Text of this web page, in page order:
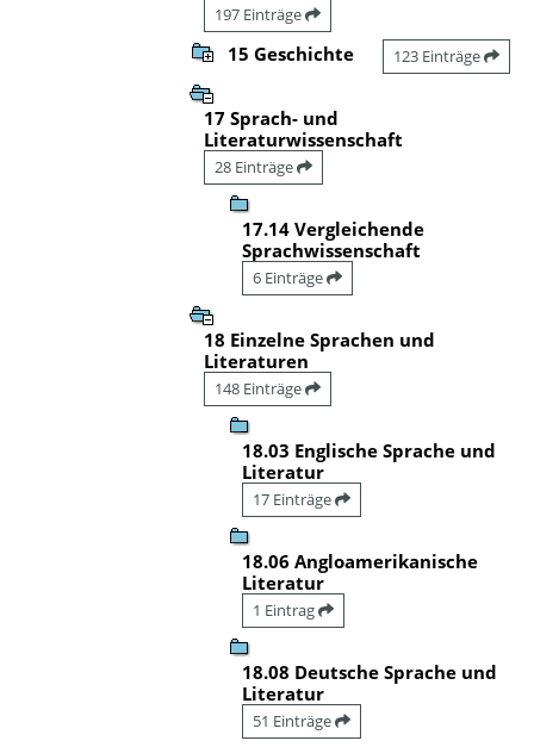
197 Einträge
15 Geschichte 123 Einträge
17 Sprach- und
Literaturwissenschaft
28 Einträge
17.14 Vergleichende
Sprachwissenschaft
6 Einträge
18 Einzelne Sprachen und
Literaturen
148 Einträge
18.03 Englische Sprache und
Literatur
17 Einträge
18.06 Angloamerikanische
Literatur
1 Eintrag
18.08 Deutsche Sprache und
Literatur
51 Einträge